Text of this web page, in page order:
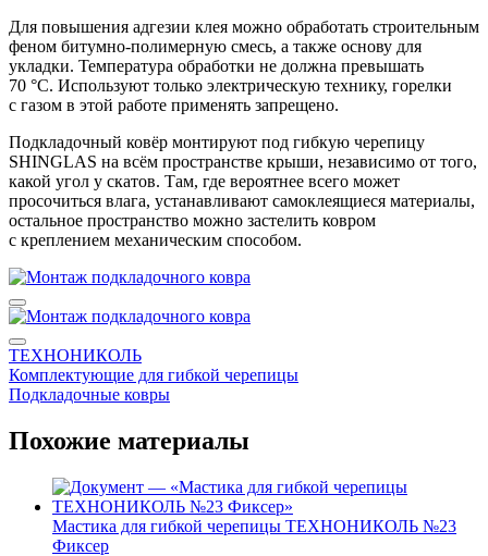
Для повышения адгезии клея можно обработать строительным
феном битумно-полимерную смесь, а также основу для
укладки. Температура обработки не должна превышать
70 °C. Используют только электрическую технику, горелки
с газом в этой работе применять запрещено.
Подкладочный ковёр монтируют под гибкую черепицу
SHINGLAS на всём пространстве крыши, независимо от того,
какой угол у скатов. Там, где вероятнее всего может
просочиться влага, устанавливают самоклеящиеся материалы,
остальное пространство можно застелить ковром
с креплением механическим способом.
ТЕХНОНИКОЛЬ
Комплектующие для гибкой черепицы
Подкладочные ковры
Похожие материалы
Мастика для гибкой черепицы ТЕХНОНИКОЛЬ №23
Фиксер